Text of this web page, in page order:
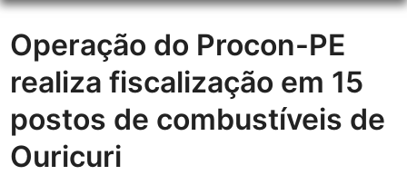
Operação do Procon-PE
realiza fiscalização em 15
postos de combustíveis de
Ouricuri